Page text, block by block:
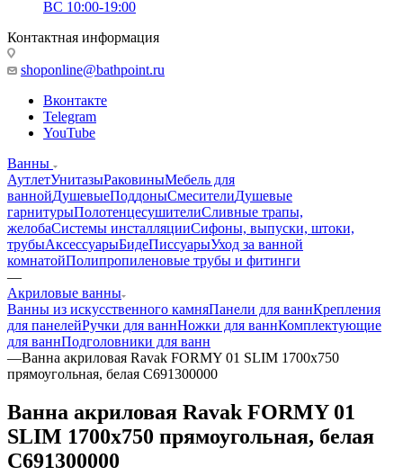
ВС 10:00-19:00
Контактная информация
shoponline@bathpoint.ru
Вконтакте
Telegram
YouTube
Ванны
АутлетУнитазыРаковиныМебель для
ваннойДушевыеПоддоныСмесителиДушевые
гарнитурыПолотенцесушителиСливные трапы,
желобаСистемы инсталляцииСифоны, выпуски, штоки,
трубыАксессуарыБидеПиссуарыУход за ванной
комнатойПолипропиленовые трубы и фитинги
—
Акриловые ванны
Ванны из искусственного камняПанели для ваннКрепления
для панелейРучки для ваннНожки для ваннКомплектующие
для ваннПодголовники для ванн
—Ванна акриловая Ravak FORMY 01 SLIM 1700x750
прямоугольная, белая C691300000
Ванна акриловая Ravak FORMY 01
SLIM 1700x750 прямоугольная, белая
C691300000